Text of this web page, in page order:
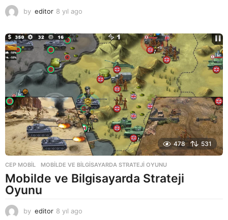
by editor 8 yıl ago
a
o
478 531
CEP MOBIL MOBILDE VE BILGISAYARDA STRATEJI OYUNU
Mobilde ve Bilgisayarda Strateji
Oyunu
by editor 8 yıl ago